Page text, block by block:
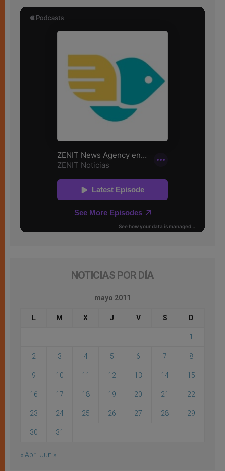
NOTICIAS POR DÍA
mayo 2011
L M X J V S D
1
2 3 4 5 6 7 8
9 10 11 12 13 14 15
16 17 18 19 20 21 22
23 24 25 26 27 28 29
30 31
« Abr Jun »